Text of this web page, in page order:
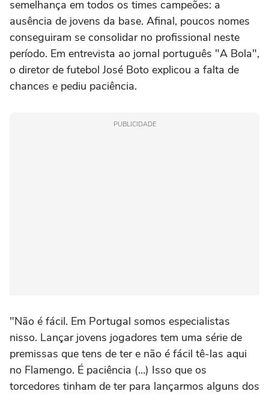
semelhança em todos os times campeões: a
ausência de jovens da base. Afinal, poucos nomes
conseguiram se consolidar no profissional neste
período. Em entrevista ao jornal português "A Bola",
o diretor de futebol José Boto explicou a falta de
chances e pediu paciência.
PUBLICIDADE
"Não é fácil. Em Portugal somos especialistas
nisso. Lançar jovens jogadores tem uma série de
premissas que tens de ter e não é fácil tê-las aqui
no Flamengo. É paciência (…) Isso que os
torcedores tinham de ter para lançarmos alguns dos